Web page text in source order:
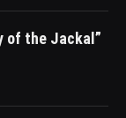
of the Jackal”